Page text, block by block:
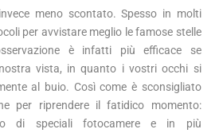
meno scontato. Spesso in molti
per avvistare meglio le famose stelle
è infatti più efficace se
vista, in quanto i vostri occhi si
al buio. Così come è sconsigliato
per riprendere il fatidico momento:
di speciali fotocamere e in più